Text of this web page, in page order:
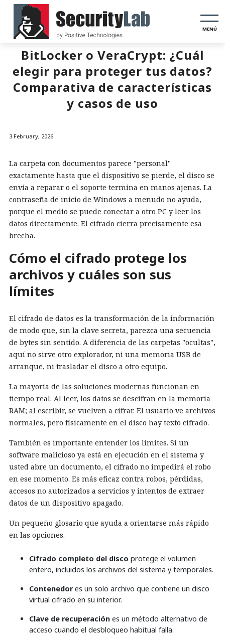
MENÚ
BitLocker o VeraCrypt: ¿Cuál
elegir para proteger tus datos?
Comparativa de características
y casos de uso
3 February, 2026
La carpeta con documentos parece "personal"
exactamente hasta que el dispositivo se pierde, el disco se
envía a reparar o el soporte termina en manos ajenas. La
contraseña de inicio de Windows a menudo no ayuda,
porque el medio se puede conectar a otro PC y leer los
datos directamente. El cifrado cierra precisamente esa
brecha.
Cómo el cifrado protege los
archivos y cuáles son sus
límites
El cifrado de datos es la transformación de la información
de modo que, sin la clave secreta, parezca una secuencia
de bytes sin sentido. A diferencia de las carpetas "ocultas",
aquí no sirve otro explorador, ni una memoria USB de
arranque, ni trasladar el disco a otro equipo.
La mayoría de las soluciones modernas funcionan en
tiempo real. Al leer, los datos se descifran en la memoria
RAM; al escribir, se vuelven a cifrar. El usuario ve archivos
normales, pero físicamente en el disco hay texto cifrado.
También es importante entender los límites. Si un
software malicioso ya está en ejecución en el sistema y
usted abre un documento, el cifrado no impedirá el robo
en ese momento. Es más eficaz contra robos, pérdidas,
accesos no autorizados a servicios y intentos de extraer
datos de un dispositivo apagado.
Un pequeño glosario que ayuda a orientarse más rápido
en las opciones.
Cifrado completo del disco protege el volumen
entero, incluidos los archivos del sistema y temporales.
Contenedores un solo archivo que contiene un disco
virtual cifrado en su interior.
Clave de recuperación es un método alternativo de
acceso cuando el desbloqueo habitual falla.